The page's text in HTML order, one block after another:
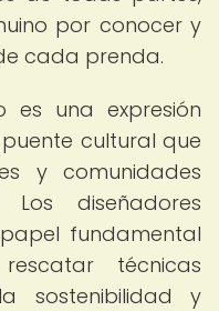
por conocer y
cada prenda.
una expresión
cultural que
y comunidades
diseñadores
fundamental
técnicas
sostenibilidad y